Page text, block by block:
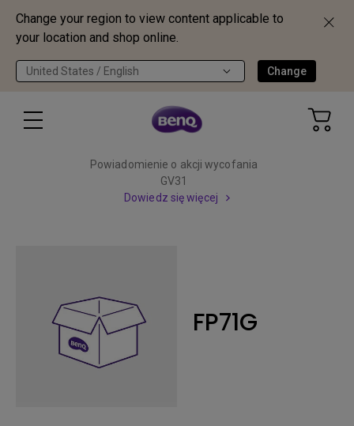
Change your region to view content applicable to
your location and shop online.
United States / English Change
Powiadomienie o akcji wycofania
GV31
Dowiedz się więcej
FP71G